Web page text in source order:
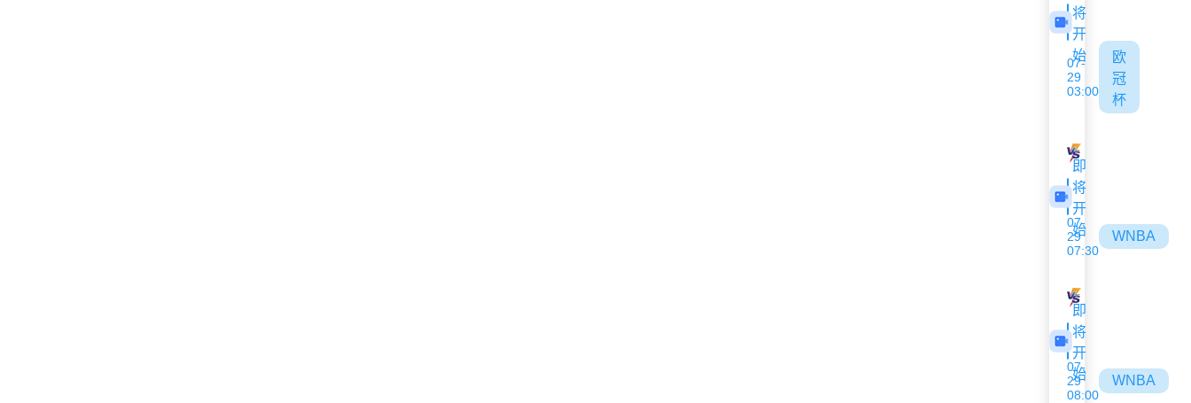
将
开
始
07-
29
03:00
欧
冠
杯
沙姆洛克
即
将
开
始
07-
29
07:30
WNBA
神秘人
即
将
开
始
07-
29
08:00
WNBA